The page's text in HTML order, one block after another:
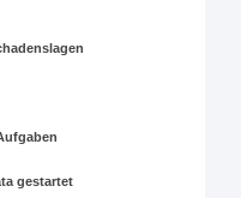
gestartet